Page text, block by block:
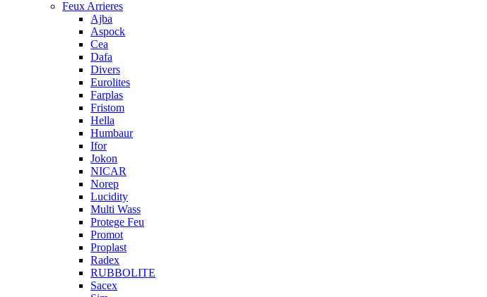
Feux Arrieres
Ajba
Aspock
Cea
Dafa
Divers
Eurolites
Farplas
Fristom
Hella
Humbaur
Ifor
Jokon
NICAR
Norep
Lucidity
Multi Wass
Protege Feu
Promot
Proplast
Radex
RUBBOLITE
Sacex